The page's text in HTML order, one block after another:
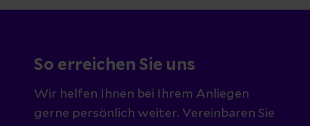
So erreichen Sie uns
Wir helfen Ihnen bei Ihrem Anliegen
gerne persönlich weiter. Vereinbaren Sie